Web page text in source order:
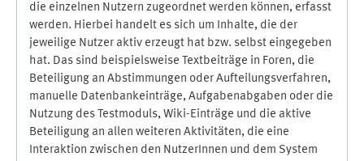
die einzelnen Nutzern zugeordnet werden können, erfasst
werden. Hierbei handelt es sich um Inhalte, die der
jeweilige Nutzer aktiv erzeugt hat bzw. selbst eingegeben
hat. Das sind beispielsweise Textbeiträge in Foren, die
Beteiligung an Abstimmungen oder Aufteilungsverfahren,
manuelle Datenbankeinträge, Aufgabenabgaben oder die
Nutzung des Testmoduls, Wiki-Einträge und die aktive
Beteiligung an allen weiteren Aktivitäten, die eine
Interaktion zwischen den NutzerInnen und dem System